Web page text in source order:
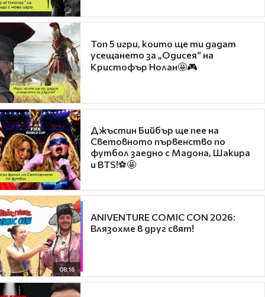
Топ 5 игри, които ще ти дадат
усещането за „Одисея“ на
Кристофър Нолан🤩🎮
Джъстин Бийбър ще пее на
Световното първенство по
футбол заедно с Мадона, Шакира
и BTS!⚽🤩
08:16
ANIVENTURE COMIC CON 2026:
Влязохме в друг свят!